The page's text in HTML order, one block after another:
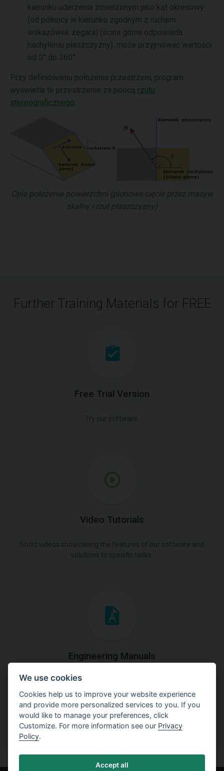
kierunku uderzenia zmierzonym jako kąt okresowy
(od północy w kierunku zgodnym z ruchem
wskazówek zegara) (ścina górna odpowiada
nachyleniu płaszczyzny), może przyjmować wartości
od 0° do 360°.
Przy definiowaniu położenia przestrzeni, program
wyświetla te przestrzenie za poocą rzutu
stereograficznego
Opis położenia powierzchni (pionowe cięcie przez masyw
skalny i rzut płaszczyzny)
Further Training Materials for FREE
Free Trial Version
Video Tutorials
Engineering Manuals
Step by steps guides on how
to solve a specific tasks.
We use cookies
Cookies help us to improve your website experience
and provide more personalized services to you. If you
would like to manage your preferences, click
Customize. For more information see our Privacy
Policy.
Accept all